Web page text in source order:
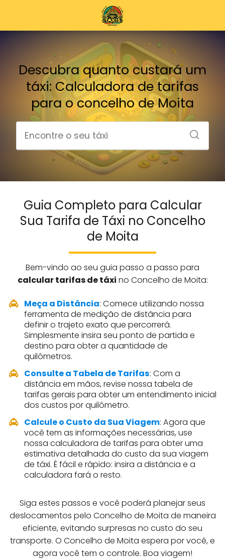
Descubra quanto custará um
táxi: Calculadora de tarifas
para o concelho de Moita
Guia Completo para Calcular
Sua Tarifa de Táxi no Concelho
de Moita
Bem-vindo ao seu guia passo a passo para
calcular tarifas de táxi no Concelho de Moita:
Meça a Distância: Comece utilizando nossa
ferramenta de medição de distância para
definir o trajeto exato que percorrerá.
Simplesmente insira seu ponto de partida e
destino para obter a quantidade de
quilômetros.
Consulte a Tabela de Tarifas: Com a
distância em mãos, revise nossa tabela de
tarifas gerais para obter um entendimento inicial
dos custos por quilômetro.
Calcule o Custo da Sua Viagem: Agora que
você tem as informações necessárias, use
nossa calculadora de tarifas para obter uma
estimativa detalhada do custo da sua viagem
de táxi. É fácil e rápido: insira a distância e a
calculadora fará o resto.
Siga estes passos e você poderá planejar seus
deslocamentos pelo Concelho de Moita de maneira
eficiente, evitando surpresas no custo do seu
transporte. O Concelho de Moita espera por você, e
agora você tem o controle. Boa viagem!